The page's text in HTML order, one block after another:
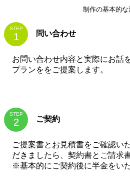
制作の基本的な
STEP
問い合わせ
お問い合わせ内容と実際にお話
プランををご提案します。
STEP
ご契約
ご提案書とお見積書をご確認い
だきましたら、契約書とご請求
※基本的にご契約後に半金をい